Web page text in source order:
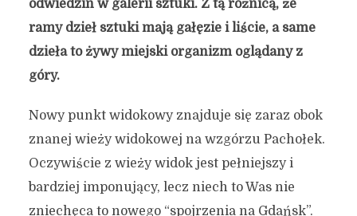
Nowości z Oliwy.
9 lipca 2017
3 min czytania
odwiedzin w galerii sztuki. Z tą różnicą, że
ramy dzieł sztuki mają gałęzie i liście, a same
dzieła to żywy miejski organizm oglądany z
góry.
Nowy punkt widokowy znajduje się zaraz obok
znanej wieży widokowej na wzgórzu Pachołek.
Oczywiście z wieży widok jest pełniejszy i
bardziej imponujący, lecz niech to Was nie
zniechęca to nowego “spojrzenia na Gdańsk”.